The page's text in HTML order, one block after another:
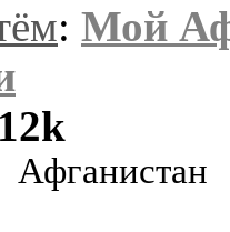
: Мой
12k
Афганистан